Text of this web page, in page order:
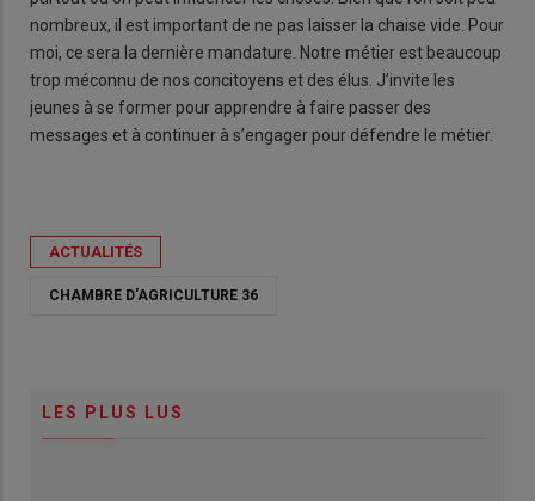
nombreux, il est important de ne pas laisser la chaise vide. Pour
moi, ce sera la dernière mandature. Notre métier est beaucoup
trop méconnu de nos concitoyens et des élus. J’invite les
jeunes à se former pour apprendre à faire passer des
messages et à continuer à s’engager pour défendre le métier.
ACTUALITÉS
CHAMBRE D'AGRICULTURE 36
LES PLUS LUS